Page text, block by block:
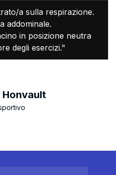
a sulla respirazione.
addominale.
in posizione neutra
degli esercizi."
Honvault